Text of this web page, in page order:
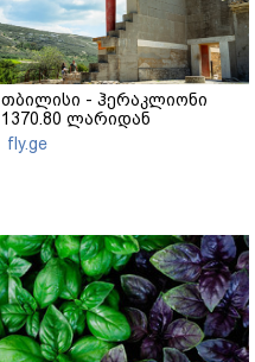
თბილისი - ჰერაკლიონი
1370.80 ლარიდან
fly.ge